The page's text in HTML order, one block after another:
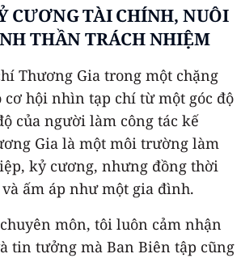
CƯƠNG TÀI CHÍNH, NUÔI
THẦN TRÁCH NHIỆM
Thương Gia trong một chặng
cơ hội nhìn tạp chí từ một góc độ
của người làm công tác kế
Gia là một môi trường làm
kỷ cương, nhưng đồng thời
ấm áp như một gia đình.
môn, tôi luôn cảm nhận
tin tưởng mà Ban Biên tập cũng